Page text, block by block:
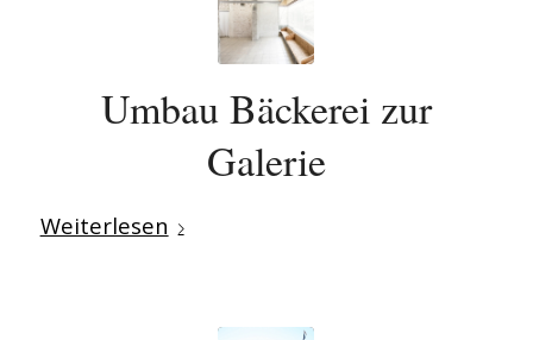
Umbau Bäckerei zur
Galerie
Weiterlesen